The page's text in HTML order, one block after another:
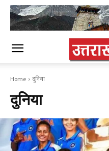
Home दुनिया
दुनिया